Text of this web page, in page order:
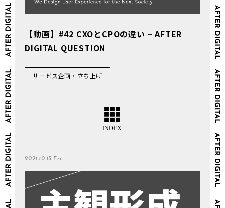
【動画】#42 CXOとCPOの違い – AFTER
DIGITAL QUESTION
サービス企画・立ち上げ
2021.10.15 Fri.